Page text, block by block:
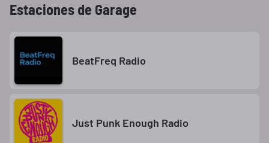
Estaciones de Garage
BeatFreq Radio
Just Punk Enough Radio